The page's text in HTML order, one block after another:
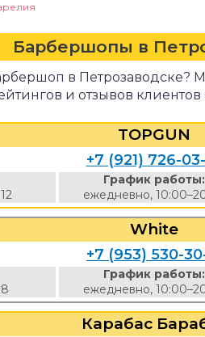
Барбершопы в
в Петрозаводске?
и отзывов
TOPGUN
+7 (921) 726-
График работы:
ежедневно,
White
+7 (953) 530-
График работы:
ежедневно,
Карабас